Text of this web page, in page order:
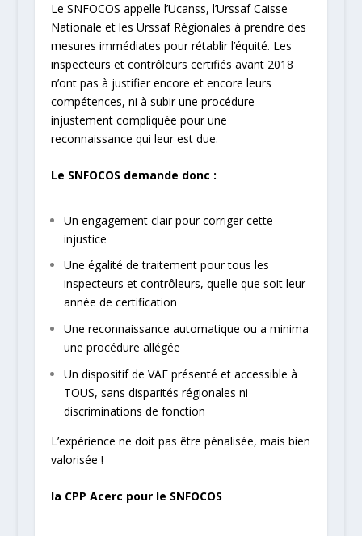
Le SNFOCOS appelle l’Ucanss, l’Urssaf Caisse
Nationale et les Urssaf Régionales à prendre des
mesures immédiates pour rétablir l’équité. Les
inspecteurs et contrôleurs certifiés avant 2018
n’ont pas à justifier encore et encore leurs
compétences, ni à subir une procédure
injustement compliquée pour une
reconnaissance qui leur est due.
Le SNFOCOS demande donc :
Un engagement clair pour corriger cette
injustice
Une égalité de traitement pour tous les
inspecteurs et contrôleurs, quelle que soit leur
année de certification
Une reconnaissance automatique ou a minima
une procédure allégée
Un dispositif de VAE présenté et accessible à
TOUS, sans disparités régionales ni
discriminations de fonction
L’expérience ne doit pas être pénalisée, mais bien
valorisée !
la CPP Acerc pour le SNFOCOS